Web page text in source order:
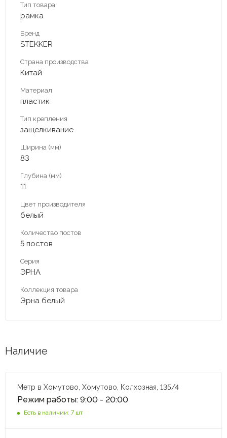
Тип товара
рамка
Бренд
STEKKER
Страна производства
Китай
Материал
пластик
Тип крепления
защелкивание
Ширина (мм)
83
Глубина (мм)
11
Цвет производителя
белый
Количество постов
5 постов
Серия
ЭРНА
Коллекция товара
Эрна белый
Наличие
Метр в Хомутово, Хомутово, Колхозная, 135/4
Режим работы: 9:00 - 20:00
Есть в наличии: 7 шт